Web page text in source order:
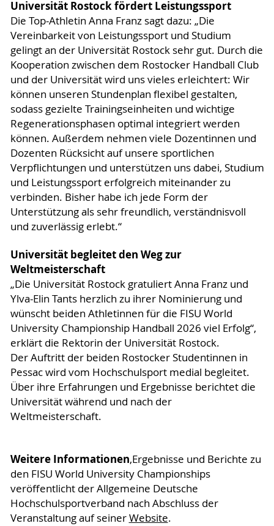
Universität Rostock fördert Leistungssport
Die Top-Athletin Anna Franz sagt dazu: „Die
Vereinbarkeit von Leistungssport und Studium
gelingt an der Universität Rostock sehr gut. Durch die
Kooperation zwischen dem Rostocker Handball Club
und der Universität wird uns vieles erleichtert: Wir
können unseren Stundenplan flexibel gestalten,
sodass gezielte Trainingseinheiten und wichtige
Regenerationsphasen optimal integriert werden
können. Außerdem nehmen viele Dozentinnen und
Dozenten Rücksicht auf unsere sportlichen
Verpflichtungen und unterstützen uns dabei, Studium
und Leistungssport erfolgreich miteinander zu
verbinden. Bisher habe ich jede Form der
Unterstützung als sehr freundlich, verständnisvoll
und zuverlässig erlebt.“
Universität begleitet den Weg zur
Weltmeisterschaft
„Die Universität Rostock gratuliert Anna Franz und
Ylva-Elin Tants herzlich zu ihrer Nominierung und
wünscht beiden Athletinnen für die FISU World
University Championship Handball 2026 viel Erfolg“,
erklärt die Rektorin der Universität Rostock.
Der Auftritt der beiden Rostocker Studentinnen in
Pessac wird vom Hochschulsport medial begleitet.
Über ihre Erfahrungen und Ergebnisse berichtet die
Universität während und nach der
Weltmeisterschaft.
Weitere Informationen,Ergebnisse und Berichte zu
den FISU World University Championships
veröffentlicht der Allgemeine Deutsche
Hochschulsportverband nach Abschluss der
Veranstaltung auf seinerWebsite.